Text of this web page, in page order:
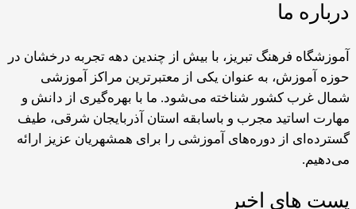
درباره ما
آموزشگاه فرهنگ تبریز، با بیش از چندین دهه تجربه درخشان در
حوزه آموزش، به عنوان یکی از معتبرترین مراکز آموزشی
شمال غرب کشور شناخته می‌شود. ما با بهره‌گیری از دانش و
مهارت اساتید مجرب و باسابقه استان آذربایجان شرقی، طیف
گسترده‌ای از دوره‌های آموزشی را برای همشهریان عزیز ارائه
می‌دهیم.
پست های اخیر